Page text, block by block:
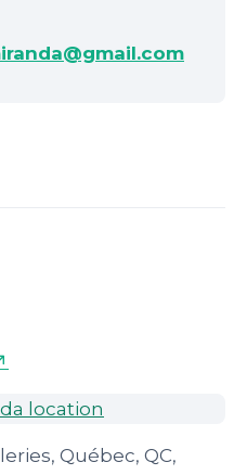
Québec, QC,